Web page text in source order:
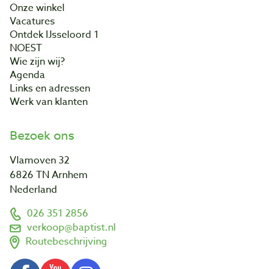
Onze winkel
Vacatures
Ontdek IJsseloord 1
NOEST
Wie zijn wij?
Agenda
Links en adressen
Werk van klanten
Bezoek ons
Vlamoven 32
6826 TN Arnhem
Nederland
026 351 2856
verkoop@baptist.nl
Routebeschrijving